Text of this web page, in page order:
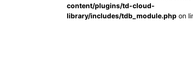
content/plugins/td-cloud-
library/includes/tdb_module.php on